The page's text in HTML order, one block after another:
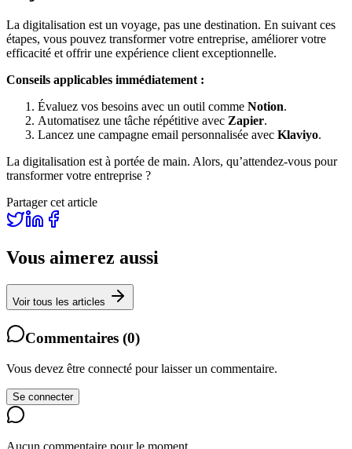
La digitalisation est un voyage, pas une destination. En suivant ces
étapes, vous pouvez transformer votre entreprise, améliorer votre
efficacité et offrir une expérience client exceptionnelle.
Conseils applicables immédiatement :
Évaluez vos besoins avec un outil comme Notion.
Automatisez une tâche répétitive avec Zapier.
Lancez une campagne email personnalisée avec Klaviyo.
La digitalisation est à portée de main. Alors, qu’attendez-vous pour
transformer votre entreprise ?
Partager cet article
Vous aimerez aussi
Voir tous les articles
Commentaires (0)
Vous devez être connecté pour laisser un commentaire.
Se connecter